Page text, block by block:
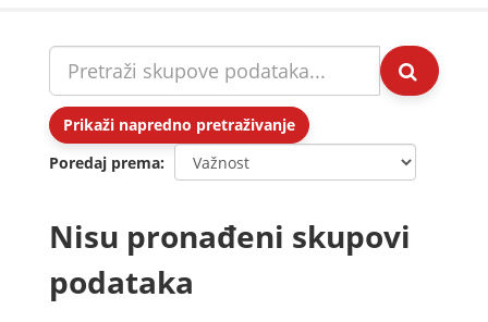
Prikaži napredno pretraživanje
Poredaj prema
Nisu pronađeni skupovi
podataka